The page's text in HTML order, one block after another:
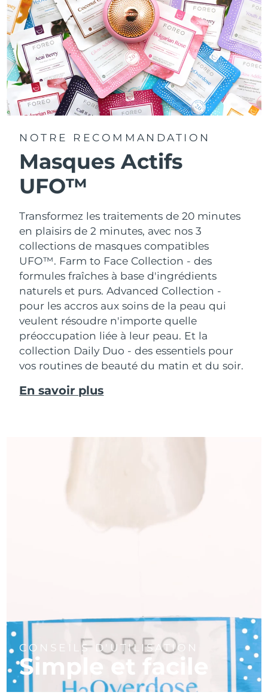
NOTRE RECOMMANDATION
Masques Actifs
UFO™
Transformez les traitements de 20 minutes
en plaisirs de 2 minutes, avec nos 3
collections de masques compatibles
UFO™. Farm to Face Collection - des
formules fraîches à base d'ingrédients
naturels et purs. Advanced Collection -
pour les accros aux soins de la peau qui
veulent résoudre n'importe quelle
préoccupation liée à leur peau. Et la
collection Daily Duo - des essentiels pour
vos routines de beauté du matin et du soir.
En savoir plus
CONSEILS D'UTILISATION
Simple et facile